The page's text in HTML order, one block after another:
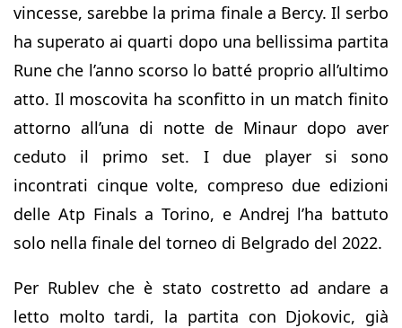
vincesse, sarebbe la prima finale a Bercy. Il serbo
ha superato ai quarti dopo una bellissima partita
Rune che l’anno scorso lo batté proprio all’ultimo
atto. Il moscovita ha sconfitto in un match finito
attorno all’una di notte de Minaur dopo aver
ceduto il primo set. I due player si sono
incontrati cinque volte, compreso due edizioni
delle Atp Finals a Torino, e Andrej l’ha battuto
solo nella finale del torneo di Belgrado del 2022.
Per Rublev che è stato costretto ad andare a
letto molto tardi, la partita con Djokovic, già